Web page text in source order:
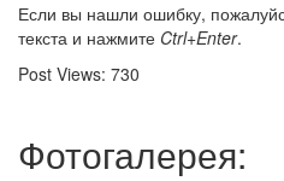
Если вы нашли ошибку,
текста и нажмите Ctrl+Enter.
Post Views: 730
Фотогалерея: